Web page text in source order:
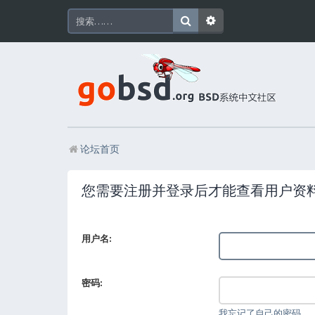
论坛首页
您需要注册并登录后才能查看用户资
用户名:
密码:
我忘记了自己的密码